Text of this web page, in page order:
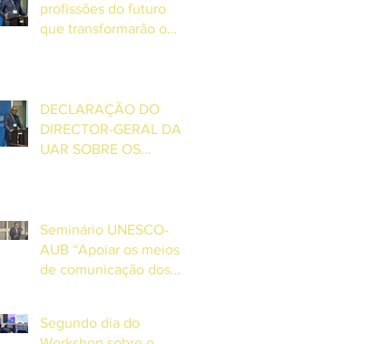
Dakar
profissões do futuro
que transformarão o
UAR, Grégoire Ndjaka
DECLARAÇÃO DO
DIRECTOR-GERAL DA
UAR SOBRE OS
MÍDIA DE SERVIÇO
PÚBLICO NA ÁFRICA E
NA EUROPA
Seminário UNESCO-
AUB “Apoiar os meios
de comunicação dos
e desastres”
Segundo dia do